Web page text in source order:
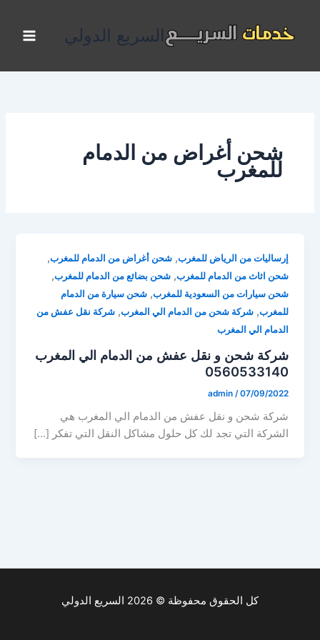
المحتوى
السريع الدولي
شحن أغراض من الدمام
للمغرب
إرساليات من الرياض للمغرب,شحن أغراض من الدمام للمغرب,
شحن اثاث من الدمام للمغرب,شحن بضائع من الدمام للمغرب,
شحن سيارات من السعودية للمغرب,شحن سيارة من الدمام
للمغرب,شركة شحن من الدمام الي المغرب,شركة نقل عفش من
الدمام الي المغرب
شركة شحن و نقل عفش من الدمام الي المغرب
0560533140
admin /07/09/2022
شركة شحن و نقل عفش من الدمام الي المغرب هي
الشركة التي تجد لك كل حلول مشاكل النقل التي تفكر […]
كل الحقوق محفوظة © 2026 السريع الدولي